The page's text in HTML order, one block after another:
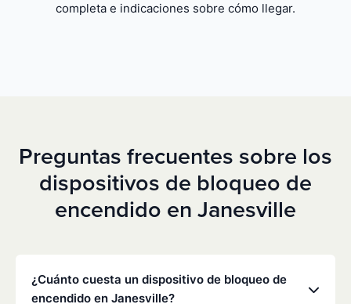
completa e indicaciones sobre cómo llegar.
Preguntas frecuentes sobre los
dispositivos de bloqueo de
encendido en Janesville
¿Cuánto cuesta un dispositivo de bloqueo de
encendido en Janesville?